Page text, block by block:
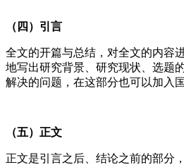
（四）引言
全文的开篇与总结，对全文的内容
地写出研究背景、研究现状、选题
解决的问题，在这部分也可以加入
（五）正文
正文是引言之后、结论之前的部分